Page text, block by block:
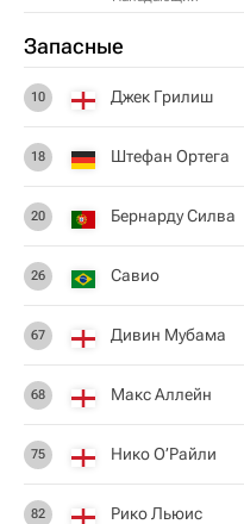
Запасные
10 Джек Грилиш
18 Штефан Ортега
20 Бернарду Силва
26 Савио
67 Дивин Мубама
68 Макс Аллейн
75 Нико О’Райли
82 Рико Льюис